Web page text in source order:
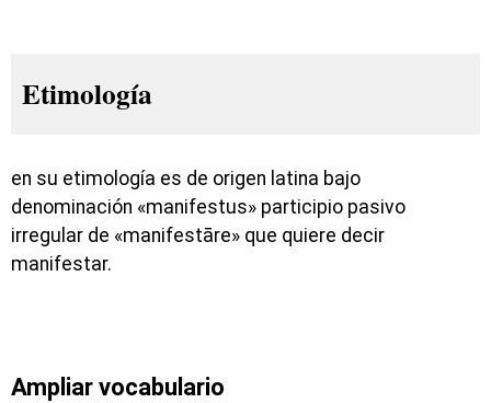
Etimología
en su etimología es de origen latina bajo
denominación «manifestus» participio pasivo
irregular de «manifestāre» que quiere decir
manifestar.
Ampliar vocabulario